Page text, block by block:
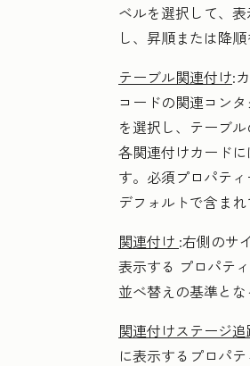
ベルを選択して、
し、 昇順または降順
テーブル関連付け:
コードの関連コン
を選択し、テーブ
各関連付けカード
す。必須プロパテ
デフォルトで含ま
関連付け :右側のサ
表示する プロパテ
並べ替えの基準とな
関連付けステージ追
に表示する プロパ